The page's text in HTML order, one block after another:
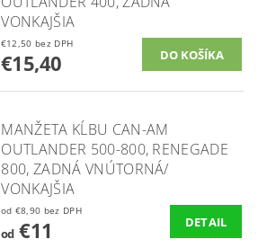
VONKAJŠIA
€12,50 bez DPH
€15,40
MANŽETA KĹBU CAN-AM
OUTLANDER 500-800, RENEGADE
800, ZADNÁ VNÚTORNÁ/
VONKAJŠIA
od €8,90 bez DPH
od€11 DETAIL